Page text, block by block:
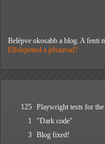
Belépve okosabb a blog. A fenti
Elfelejtetted a jelszavad?
125 Playwright tests for
1
"Dark code"
3 Blog fixed!